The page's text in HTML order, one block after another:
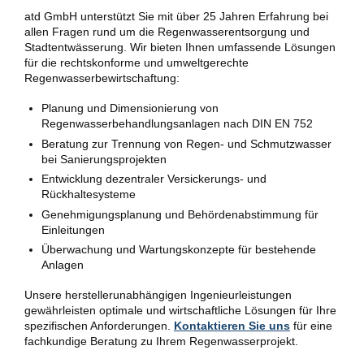
atd GmbH unterstützt Sie mit über 25 Jahren Erfahrung bei
allen Fragen rund um die Regenwasserentsorgung und
Stadtentwässerung. Wir bieten Ihnen umfassende Lösungen
für die rechtskonforme und umweltgerechte
Regenwasserbewirtschaftung:
Planung und Dimensionierung von
Regenwasserbehandlungsanlagen nach DIN EN 752
Beratung zur Trennung von Regen- und Schmutzwasser
bei Sanierungsprojekten
Entwicklung dezentraler Versickerungs- und
Rückhaltesysteme
Genehmigungsplanung und Behördenabstimmung für
Einleitungen
Überwachung und Wartungskonzepte für bestehende
Anlagen
Unsere herstellerunabhängigen Ingenieurleistungen
gewährleisten optimale und wirtschaftliche Lösungen für Ihre
spezifischen Anforderungen. Kontaktieren Sie uns für eine
fachkundige Beratung zu Ihrem Regenwasserprojekt.